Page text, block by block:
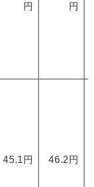
円
円
45.1円 46.2円